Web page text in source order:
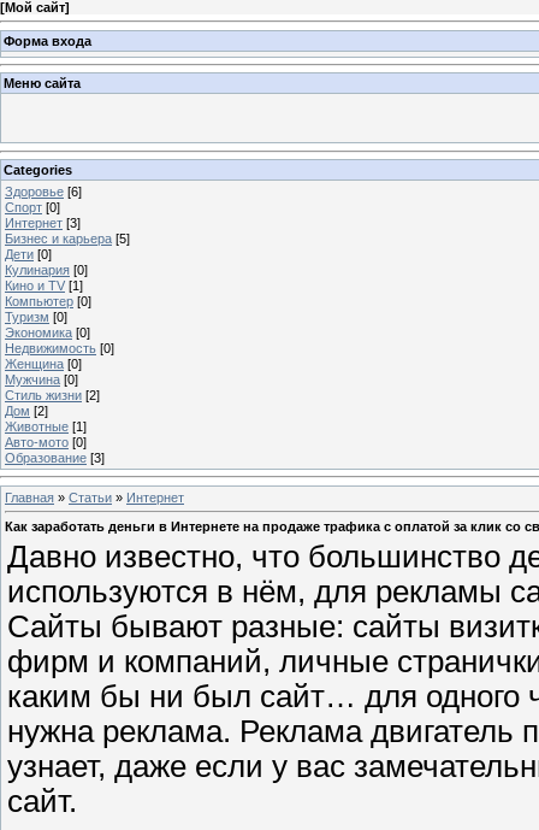
[Мой сайт]
Форма входа
Меню сайта
Categories
Здоровье [6]
Спорт [0]
Интернет [3]
Бизнес и карьера [5]
Дети [0]
Кулинария [0]
Кино и TV [1]
Компьютер [0]
Туризм [0]
Экономика [0]
Недвижимость [0]
Женщина [0]
Мужчина [0]
Стиль жизни [2]
Дом [2]
Животные [1]
Авто-мото [0]
Образование [3]
Главная » Статьи » Интернет
Как заработать деньги в Интернете на продаже трафика с оплатой за клик со
Давно известно, что большинство
используются в нём, для рекламы
Сайты бывают разные: сайты
фирм и компаний, личные
каким бы ни был сайт… для одного
нужна реклама. Реклама двигатель
узнает, даже если у вас
сайт.